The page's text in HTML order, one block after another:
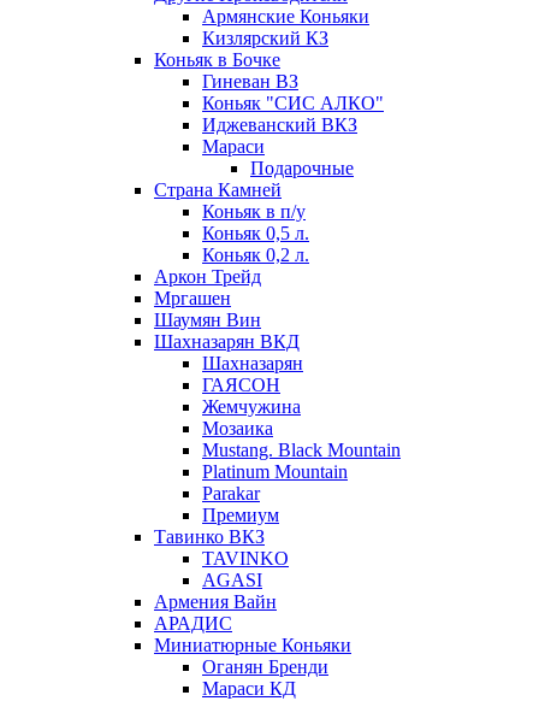
Армянские Коньяки
Кизлярский КЗ
Коньяк в Бочке
Гиневан ВЗ
Коньяк "СИС АЛКО"
Иджеванский ВКЗ
Мараси
Подарочные
Страна Камней
Коньяк в п/у
Коньяк 0,5 л.
Коньяк 0,2 л.
Аркон Трейд
Мргашен
Шаумян Вин
Шахназарян ВКД
Шахназарян
ГАЯСОН
Жемчужина
Мозаика
Mustang. Black Mountain
Platinum Mountain
Parakar
Премиум
Тавинко ВКЗ
TAVINKO
AGASI
Армения Вайн
АРАДИС
Миниатюрные Коньяки
Оганян Бренди
Мараси КД